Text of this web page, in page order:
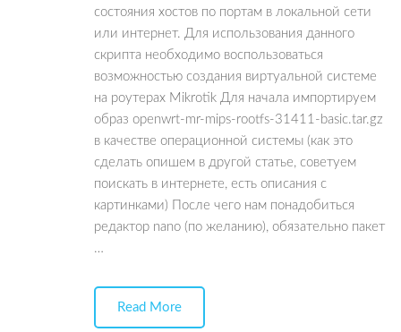
состояния хостов по портам в локальной сети
или интернет. Для использования данного
скрипта необходимо воспользоваться
возможностью создания виртуальной системе
на роутерах Mikrotik Для начала импортируем
образ openwrt-mr-mips-rootfs-31411-basic.tar.gz
в качестве операционной системы (как это
сделать опишем в другой статье, советуем
поискать в интернете, есть описания с
картинками) После чего нам понадобиться
редактор nano (по желанию), обязательно пакет
…
Read More